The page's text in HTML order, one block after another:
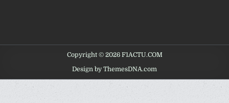
Copyright © 2026 F1ACTU.COM
Design by ThemesDNA.com